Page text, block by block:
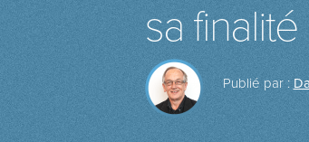
sa finalité
Publié par :